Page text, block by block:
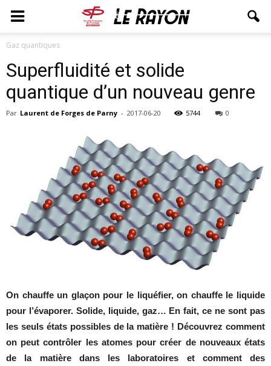
Gaz quantiques
Superfluidité et solide
quantique d’un nouveau genre
Par Laurent de Forges de Parny - 2017-06-20 5744 0
On chauffe un glaçon pour le liquéfier, on chauffe le liquide
pour l’évaporer. Solide, liquide, gaz… En fait, ce ne sont pas
les seuls états possibles de la matière ! Découvrez comment
on peut contrôler les atomes pour créer de nouveaux états
de la matière dans les laboratoires et comment des